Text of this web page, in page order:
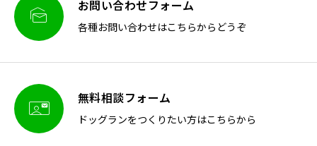
 お問い合わせフォーム
各種お問い合わせはこちらからどうぞ
 無料相談フォーム
ドッグランをつくりたい方はこちらから